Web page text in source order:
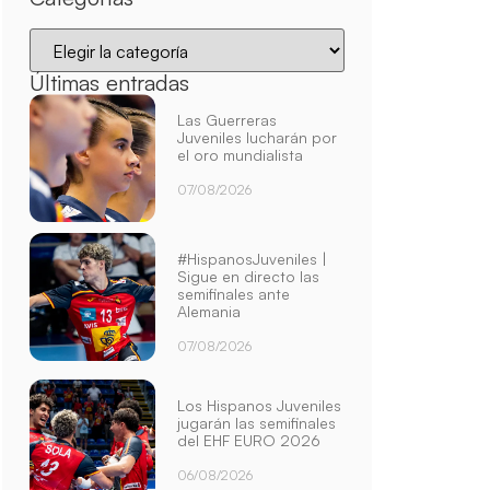
Últimas entradas
Las Guerreras
Juveniles lucharán por
el oro mundialista
07/08/2026
#HispanosJuveniles |
Sigue en directo las
semifinales ante
Alemania
07/08/2026
Los Hispanos Juveniles
jugarán las semifinales
del EHF EURO 2026
06/08/2026